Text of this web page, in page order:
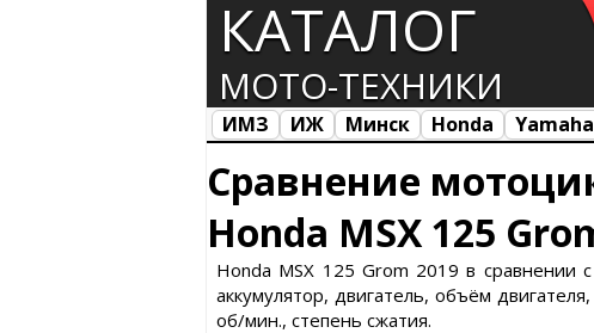
КАТАЛОГ
МОТО-ТЕХНИКИ
ИМЗ ИЖ Минск Honda Yamaha
Сравнение
Honda MSX 125
Honda MSX 125 Grom 2019 в сравнении
аккумулятор, двигатель, объём
об/мин., степень сжатия.